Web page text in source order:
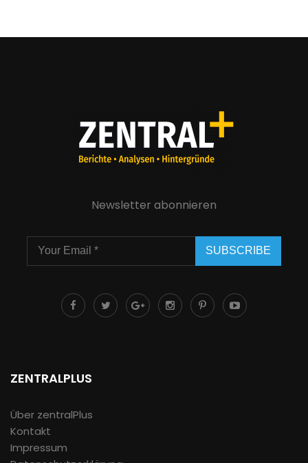
Newsletter abonnieren
SUBSCRIBE
ZENTRALPLUS
Über zentralPlus
Kontakt
Impressum